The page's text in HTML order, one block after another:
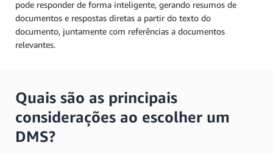
pode responder de forma inteligente, gerando resumos de
documentos e respostas diretas a partir do texto do
documento, juntamente com referências a documentos
relevantes.
Quais são as principais
considerações ao escolher um
DMS?